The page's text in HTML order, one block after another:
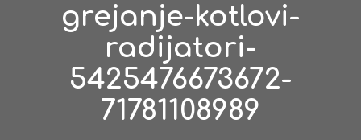
grejanje-kotlovi-
radijatori-
5425476673672-
71781108989